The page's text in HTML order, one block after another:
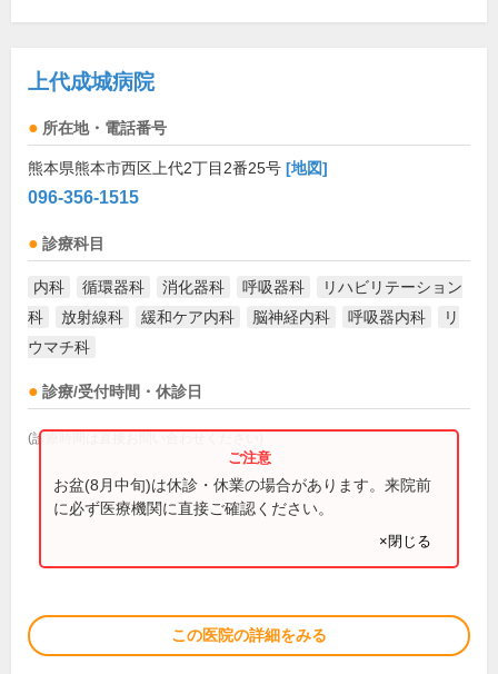
上代成城病院
所在地・電話番号
熊本県熊本市西区上代2丁目2番25号 [地図]
096-356-1515
診療科目
内科 循環器科 消化器科 呼吸器科
リハビリテーション
科
放射線科 緩和ケア内科 脳神経内科 呼吸器内科
リ
ウマチ科
診療/受付時間・休診日
(診療時間は直接お問い合わせください)
お盆(8月中旬)は休診・休業の場合があります。来院前
に必ず医療機関に直接ご確認ください。
×閉じる
この医院の詳細をみる